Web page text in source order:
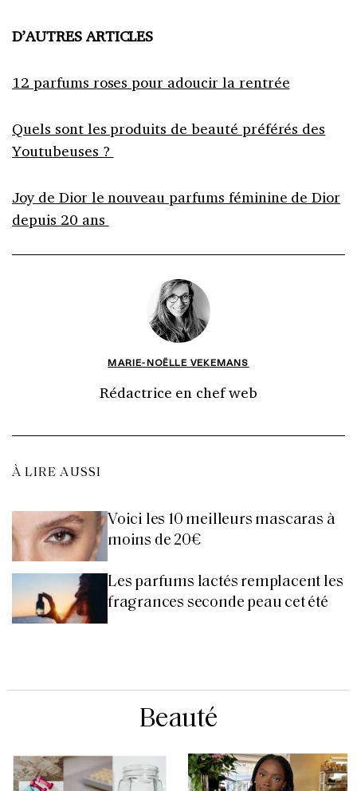
D’AUTRES ARTICLES
12 parfums roses pour adoucir la rentrée
Quels sont les produits de beauté préférés des
Youtubeuses ?
Joy de Dior le nouveau parfums féminine de Dior
depuis 20 ans
MARIE-NOËLLE VEKEMANS
Rédactrice en chef web
À LIRE AUSSI
Voici les 10 meilleurs mascaras à
moins de 20€
Les parfums lactés remplacent les
fragrances seconde peau cet été
Beauté